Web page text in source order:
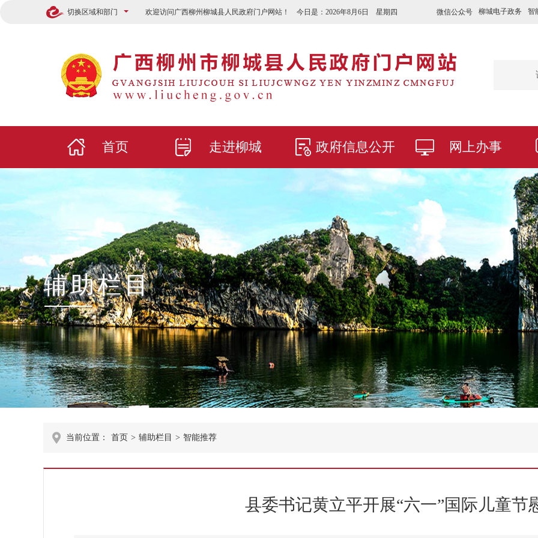
切换区域和部门 微信公众号 柳城电子政务 智
欢迎访问广西柳州柳城县人民政府门户网站！ 今日是： 2026年8月6日 星期四
首页 走进柳城 政府信息公开 网上办事
辅助栏目
当前位置： 首页 > 辅助栏目 > 智能推荐
县委书记黄立平开展“六一”国际儿童节